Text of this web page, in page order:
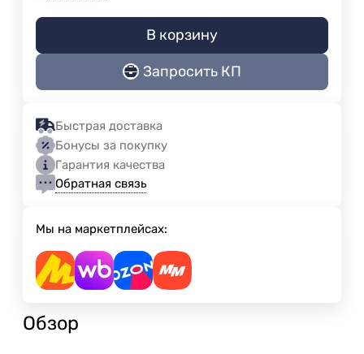
В корзину
Запросить КП
Быстрая доставка
Бонусы за покупку
Гарантия качества
Обратная связь
Мы на маркетплейсах:
Обзор